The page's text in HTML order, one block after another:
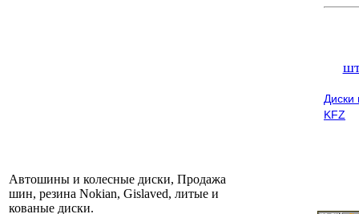
KFZ
Автошины и колесные диски, Продажа
шин, резина Nokian, Gislaved, литые и
кованые диски.